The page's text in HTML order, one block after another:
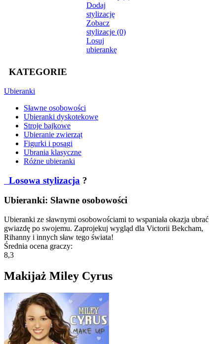
Dodaj
stylizację
Zobacz
stylizacje (0)
Losuj
ubierankę
KATEGORIE
Ubieranki
Sławne osobowości
Ubieranki dyskotekowe
Stroje bajkowe
Ubieranie zwierząt
Figurki i posągi
Ubrania klasyczne
Różne ubieranki
Losowa stylizacja ?
Ubieranki: Sławne osobowości
Ubieranki ze sławnymi osobowościami to wspaniała okazja ubrać
gwiazdę po swojemu. Zaprojekuj wygląd dla Victorii Bekcham,
Rihanny i innych sław tego świata!
Średnia ocena graczy:
8,3
Makijaż Miley Cyrus